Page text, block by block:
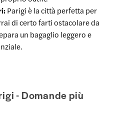
Parigi è la città perfetta per
di certo farti ostacolare da
un bagaglio leggero e
- Domande più